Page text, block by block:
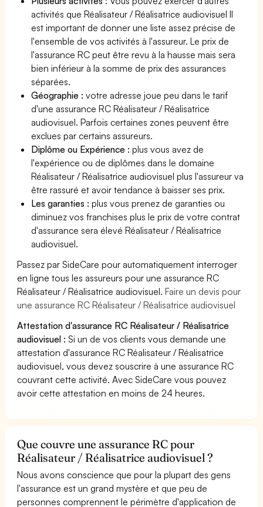
activités que Réalisateur / Réalisatrice audiovisuel Il
est important de donner une liste assez précise de
l'ensemble de vos activités à l'assureur. Le prix de
l'assurance RC peut être revu à la hausse mais sera
bien inférieur à la somme de prix des assurances
séparées.
Géographie :votre adresse joue peu dans le tarif
d'une assurance RC Réalisateur / Réalisatrice
audiovisuel. Parfois certaines zones peuvent être
exclues par certains assureurs.
Diplôme ou Expérience :plus vous avez de
l'expérience ou de diplômes dans le domaine
Réalisateur / Réalisatrice audiovisuel plus l'assureur va
être rassuré et avoir tendance à baisser ses prix.
Les garanties :plus vous prenez de garanties ou
diminuez vos franchises plus le prix de votre contrat
d'assurance sera élevé Réalisateur / Réalisatrice
audiovisuel.
Passez par SideCare pour automatiquement interroger
en ligne tous les assureurs pour une assurance RC
Réalisateur / Réalisatrice audiovisuel.Faire un devis pour
une assurance RC Réalisateur / Réalisatrice audiovisuel
Attestation d'assurance RC Réalisateur / Réalisatrice
audiovisuel : Si un de vos clients vous demande une
attestation d'assurance RC Réalisateur / Réalisatrice
audiovisuel, vous devez souscrire à une assurance RC
couvrant cette activité. Avec SideCare vous pouvez
avoir cette attestation en moins de 24 heures.
Que couvre une assurance RC pour
Réalisateur / Réalisatrice audiovisuel ?
Nous avons conscience que pour la plupart des gens
l'assurance est un grand mystère et que peu de
personnes comprennent le périmètre d'application de